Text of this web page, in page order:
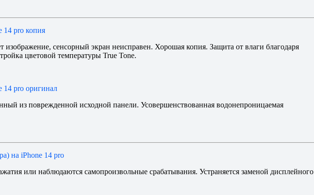
14 pro копия
изображение, сенсорный экран неисправен. Хорошая копия. Защита от влаги благодаря
цветовой температуры True Tone.
14 pro оригинал
из поврежденной исходной панели. Усовершенствованная водонепроницаемая
на iPhone 14 pro
или наблюдаются самопроизвольные срабатывания. Устраняется заменой дисплейного